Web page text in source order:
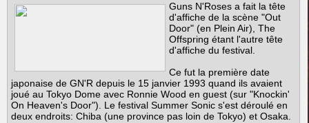
Guns N'Roses a fait la tête
d'affiche de la scène "Out
Door" (en Plein Air), The
Offspring étant l'autre tête
d'affiche du festival.
Ce fut la première date
japonaise de GN'R depuis le 15 janvier 1993 quand ils avaient
joué au Tokyo Dome avec Ronnie Wood en guest (sur "Knockin'
On Heaven's Door"). Le festival Summer Sonic s'est déroulé en
deux endroits: Chiba (une province pas loin de Tokyo) et Osaka.